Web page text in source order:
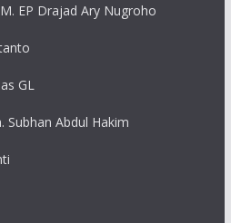
EP Drajad Ary Nugroho
GL
Subhan Abdul Hakim